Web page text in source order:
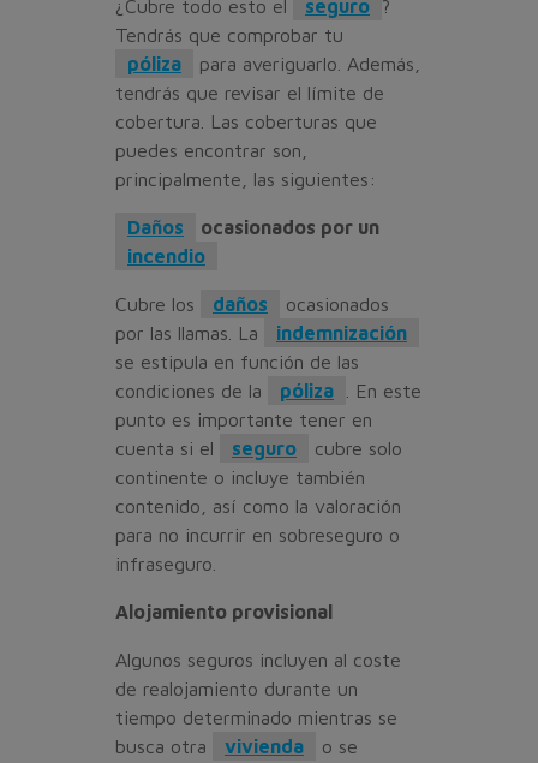
¿Cubre todo esto el seguro
?
Tendrás que comprobar tu
póliza
para averiguarlo. Además,
tendrás que revisar el límite de
cobertura. Las coberturas que
puedes encontrar son,
principalmente, las siguientes:
Daños
ocasionados por un
incendio
Cubre los daños
ocasionados
por las llamas. La
indemnización
se estipula en función de las
condiciones de la
póliza
. En este
punto es importante tener en
cuenta si el
seguro
cubre solo
continente o incluye también
contenido, así como la valoración
para no incurrir en sobreseguro o
infraseguro.
Alojamiento provisional
Algunos seguros incluyen al coste
de realojamiento durante un
tiempo determinado mientras se
busca otra
vivienda
o se